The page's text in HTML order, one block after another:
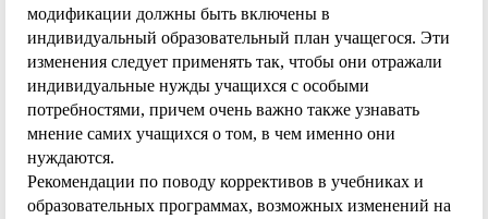
модификации должны быть включены в
индивидуальный образовательный план учащегося. Эти
изменения следует применять так, чтобы они отражали
индивидуальные нужды учащихся с особыми
потребностями, причем очень важно также узнавать
мнение самих учащихся о том, в чем именно они
нуждаются.
Рекомендации по поводу коррективов в учебниках и
образовательных программах, возможных изменений на